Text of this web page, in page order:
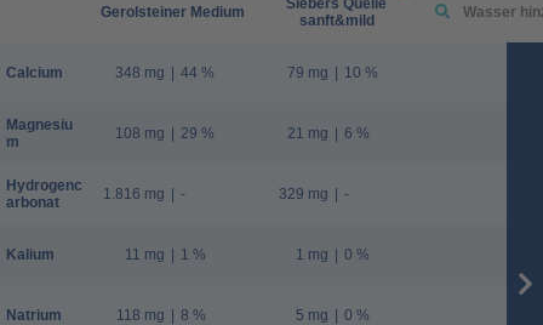
Calcium
Magnesiu
m
Hydrogenc
arbonat
Kalium
Natrium
Gerolsteiner Medium
348 mg | 44 %
108 mg | 29 %
1.816 mg | -
11 mg | 1 %
118 mg | 8 %
sanft&mild
79 mg | 10 %
21 mg | 6 %
329 mg | -
1 mg | 0 %
5 mg | 0 %